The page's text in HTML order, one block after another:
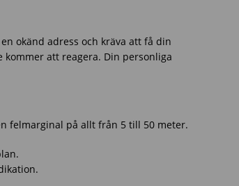
okänd adress och kräva att få din
att reagera. Din personliga
felmarginal på allt från 5 till 50 meter.